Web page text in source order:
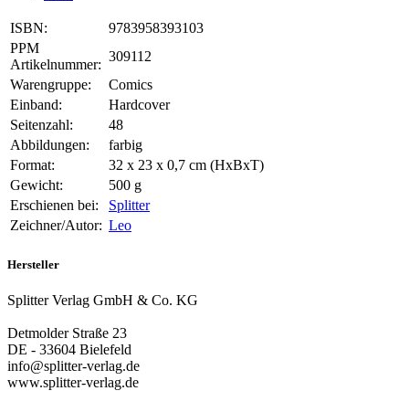
ISBN:
9783958393103
PPM
Artikelnummer:
309112
Warengruppe:
Comics
Einband:
Hardcover
Seitenzahl:
48
Abbildungen:
farbig
Format:
32 x 23 x 0,7 cm (HxBxT)
Gewicht:
500 g
Erschienen bei:
Splitter
Zeichner/Autor: Leo
Hersteller
Splitter Verlag GmbH & Co. KG
Detmolder Straße 23
DE - 33604 Bielefeld
info@splitter-verlag.de
www.splitter-verlag.de